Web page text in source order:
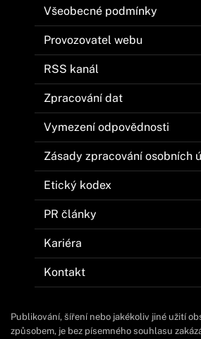
Všeobecné podmínky
Provozovatel webu
RSS kanál
Zpracování dat
Vymezení odpovědnosti
Zásady zpracování osobních
Etický kodex
PR články
Kariéra
Kontakt
Publikování, šíření nebo jakékoliv jiné užití
způsobem, je bez písemného souhlasu